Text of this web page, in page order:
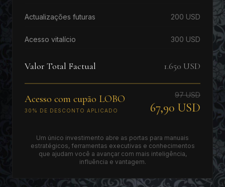
Actualizações futuras 200 USD
Acesso vitalício 300 USD
Valor Total Factual 1.650 USD
Acesso com cupão LOBO
30% DE DESCONTO APLICADO
97 USD
67,90 USD
Um único investimento abre as portas para manuais
estratégicos, ferramentas executivas e conhecimentos
que ajudam você a avançar com mais inteligência,
influência e vantagem.